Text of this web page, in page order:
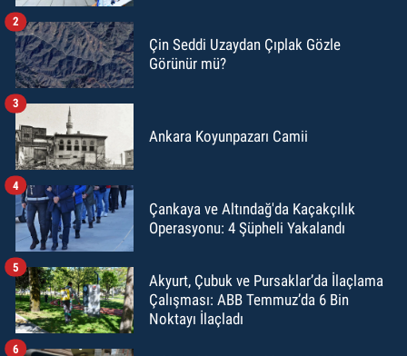
Çin Seddi Uzaydan Çıplak Gözle
Görünür mü?
2
Ankara Koyunpazarı Camii
3
Çankaya ve Altındağ'da Kaçakçılık
Operasyonu: 4 Şüpheli Yakalandı
4
Akyurt, Çubuk ve Pursaklar’da İlaçlama
Çalışması: ABB Temmuz’da 6 Bin
Noktayı İlaçladı
5
6